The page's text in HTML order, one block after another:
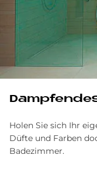
Holen Sie sich Ihr
Düfte und Farben
Badezimmer.